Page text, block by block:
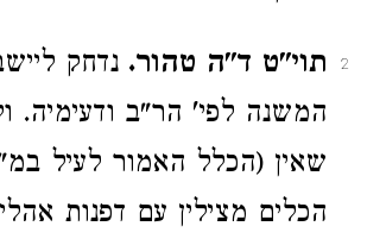
2 תוי"ט ד"ה טהור. נדחק
המשנה לפי' הר"ב ודעימיה.
שאין (הכלל האמור לעיל
הכלים מצילין עם דפנות